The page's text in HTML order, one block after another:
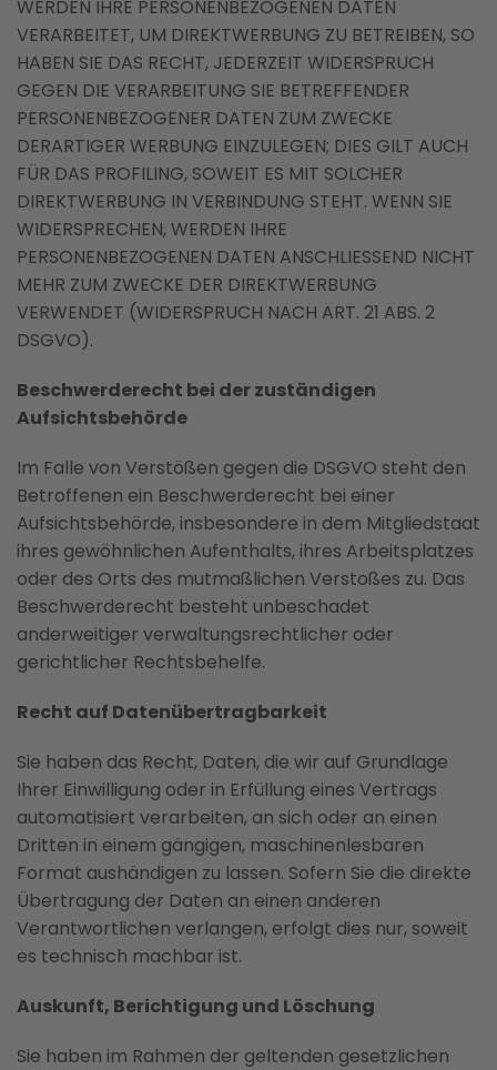
WERDEN IHRE PERSONENBEZOGENEN DATEN
VERARBEITET, UM DIREKTWERBUNG ZU BETREIBEN, SO
HABEN SIE DAS RECHT, JEDERZEIT WIDERSPRUCH
GEGEN DIE VERARBEITUNG SIE BETREFFENDER
PERSONENBEZOGENER DATEN ZUM ZWECKE
DERARTIGER WERBUNG EINZULEGEN; DIES GILT AUCH
FÜR DAS PROFILING, SOWEIT ES MIT SOLCHER
DIREKTWERBUNG IN VERBINDUNG STEHT. WENN SIE
WIDERSPRECHEN, WERDEN IHRE
PERSONENBEZOGENEN DATEN ANSCHLIESSEND NICHT
MEHR ZUM ZWECKE DER DIREKTWERBUNG
VERWENDET (WIDERSPRUCH NACH ART. 21 ABS. 2
DSGVO).
Beschwerderecht bei der zuständigen
Aufsichtsbehörde
Im Falle von Verstößen gegen die DSGVO steht den
Betroffenen ein Beschwerderecht bei einer
Aufsichtsbehörde, insbesondere in dem Mitgliedstaat
ihres gewöhnlichen Aufenthalts, ihres Arbeitsplatzes
oder des Orts des mutmaßlichen Verstoßes zu. Das
Beschwerderecht besteht unbeschadet
anderweitiger verwaltungsrechtlicher oder
gerichtlicher Rechtsbehelfe.
Recht auf Datenübertragbarkeit
Sie haben das Recht, Daten, die wir auf Grundlage
Ihrer Einwilligung oder in Erfüllung eines Vertrags
automatisiert verarbeiten, an sich oder an einen
Dritten in einem gängigen, maschinenlesbaren
Format aushändigen zu lassen. Sofern Sie die direkte
Übertragung der Daten an einen anderen
Verantwortlichen verlangen, erfolgt dies nur, soweit
es technisch machbar ist.
Auskunft, Berichtigung und Löschung
Sie haben im Rahmen der geltenden gesetzlichen